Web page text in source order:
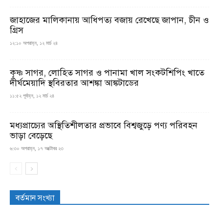
জাহাজের মালিকানায় আধিপত্য বজায় রেখেছে জাপান, চীন ও
গ্রিস
১২:১০ অপরাহ্ন, ১২ মার্চ ২৪
কৃষ্ণ সাগর, লোহিত সাগর ও পানামা খাল সংকটশিপিং খাতে
দীর্ঘমেয়াদি স্থবিরতার আশঙ্কা আঙ্কটাডের
১১:৫২ পূর্বাহ্ন, ১২ মার্চ ২৪
মধ্যপ্রাচ্যের অস্থিতিশীলতার প্রভাবে বিশ্বজুড়ে পণ্য পরিবহন
ভাড়া বেড়েছে
৬:৩০ অপরাহ্ন, ১৭ অক্টোবর ২৩
বর্তমান সংখ্যা